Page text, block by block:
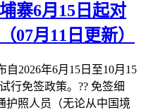
寨6月15日起对
07月11日更新）
2026年6月15日至10月15
行免签政策。?? 免签细
护照人员（无论从中国境